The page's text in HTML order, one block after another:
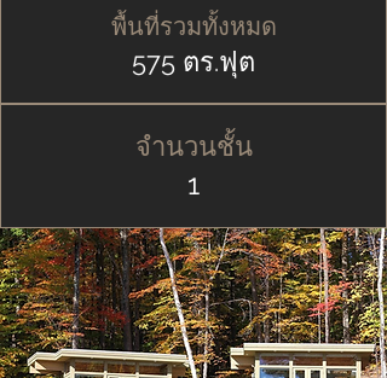
พื้นที่รวมทั้งหมด
575 ตร.ฟุต
จำนวนชั้น
1